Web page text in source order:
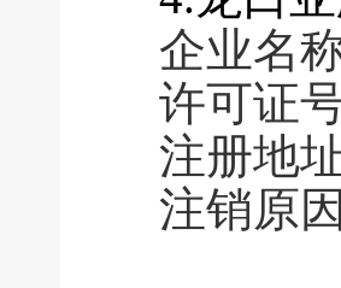
企业名
许可证
注册地
注销原